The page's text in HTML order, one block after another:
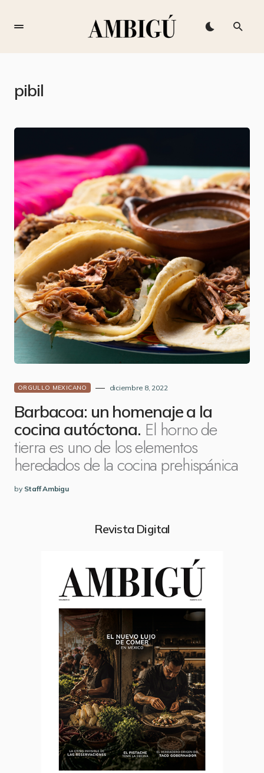
pibil
ORGULLO MEXICANO diciembre 8, 2022
Barbacoa: un homenaje a la
cocina autóctona. El horno de
tierra es uno de los elementos
heredados de la cocina prehispánica
by Staff Ambigu
Revista Digital